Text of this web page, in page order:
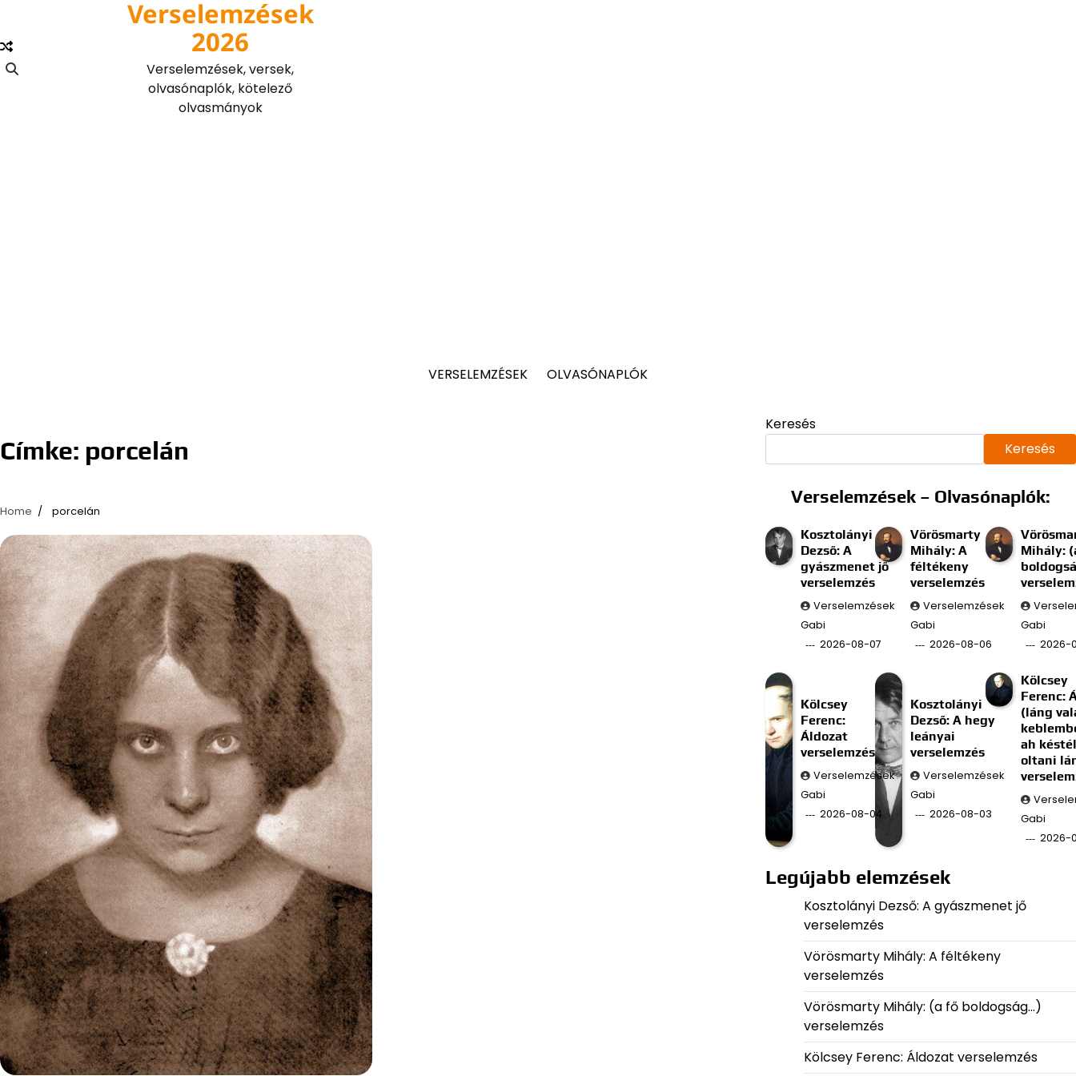
content
Verselemzések
2026
Verselemzések, versek,
olvasónaplók, kötelező
olvasmányok
VERSELEMZÉSEK OLVASÓNAPLÓK
Címke: porcelán
Home porcelán
Keresés
Keresés
Verselemzések – Olvasónaplók:
Kosztolányi
Dezső: A
gyászmenet jő
verselemzés
Verselemzések
Gabi
2026-08-07
Vörösmarty
Mihály: A
féltékeny
verselemzés
Verselemzések
Gabi
2026-08-06
Mihály:
Gabi
2026-
Kölcsey
Ferenc:
Áldozat
verselemzés
Verselemzések
Gabi
2026-08-04
Kosztolányi
Dezső: A hegy
leányai
verselemzés
Verselemzések
Gabi
2026-08-03
Kölcsey
Ferenc:
(láng
ah késtél
oltani
Gabi
2026-
Legújabb elemzések
Kosztolányi Dezső: A gyászmenet jő
verselemzés
Vörösmarty Mihály: A féltékeny
verselemzés
Vörösmarty Mihály: (a fő boldogság…)
verselemzés
Kölcsey Ferenc: Áldozat verselemzés